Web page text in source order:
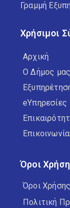
Γραμμή
Χρήσιμοι
Αρχική
Ο Δήμος μας
eΥπηρεσίες
Επικοινωνία
Όροι
Όροι Χρήσης
Πολιτική